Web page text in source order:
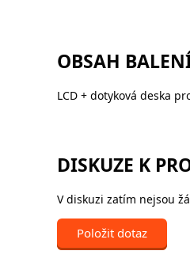
OBSAH
LCD + dotyková deska
DISKUZE K
V diskuzi zatím nejsou
Položit dotaz